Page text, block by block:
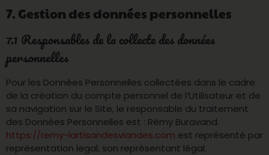
7. Gestion des données personnelles
7.1 Responsables de la collecte des données
personnelles
Pour les Données Personnelles collectées dans le cadre
de la création du compte personnel de l’Utilisateur et de
sa navigation sur le Site, le responsable du traitement
des Données Personnelles est : Rémy Buravand.
https://remy-lartisandesviandes.com est représenté par
représentation legal, son représentant légal.